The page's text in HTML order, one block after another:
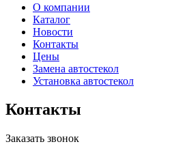
О компании
Каталог
Новости
Контакты
Цены
Замена автостекол
Установка автостекол
Контакты
Заказать звонок